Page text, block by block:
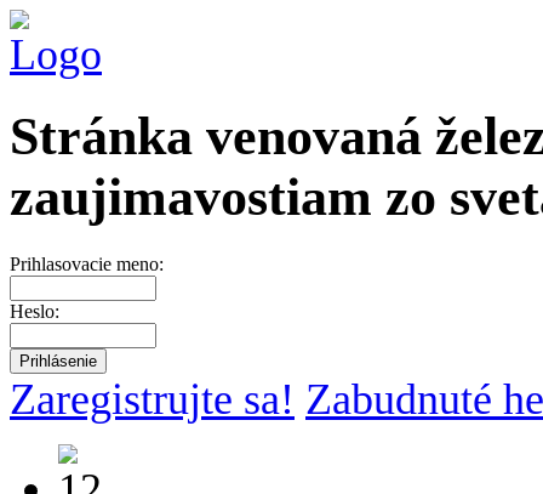
Stránka venovaná
zaujimavostiam zo
Prihlasovacie meno:
Heslo:
Zaregistrujte sa! Zabudnuté